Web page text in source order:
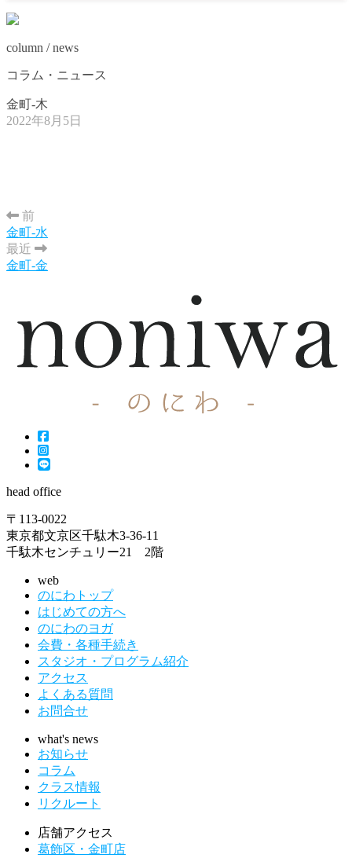
column / news
コラム・ニュース
金町-木
2022年8月5日
前
金町-水
最近
金町-金
head office
〒113-0022
東京都文京区千駄木3-36-11
千駄木センチュリー21 2階
web
のにわトップ
はじめての方へ
のにわのヨガ
会費・各種手続き
スタジオ・プログラム紹介
アクセス
よくある質問
お問合せ
what's news
お知らせ
コラム
クラス情報
リクルート
店舗アクセス
葛飾区・金町店